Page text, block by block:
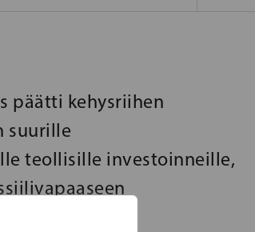
päätti kehysriihen
suurille
teollisille investoinneille,
voitaisiin